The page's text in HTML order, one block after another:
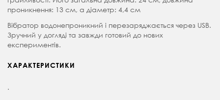
проникнення: 13 см, а діаметр: 4,4 см
Вібратор водонепроникний і перезаряджається через USB.
Зручний у догляді та завжди готовий до нових
експериментів.
ХАРАКТЕРИСТИКИ
.